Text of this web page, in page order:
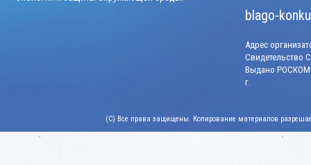
blago-
Адрес
Свидетельство
Выдано
г.
(C) Все права защищены. Копирование материалов